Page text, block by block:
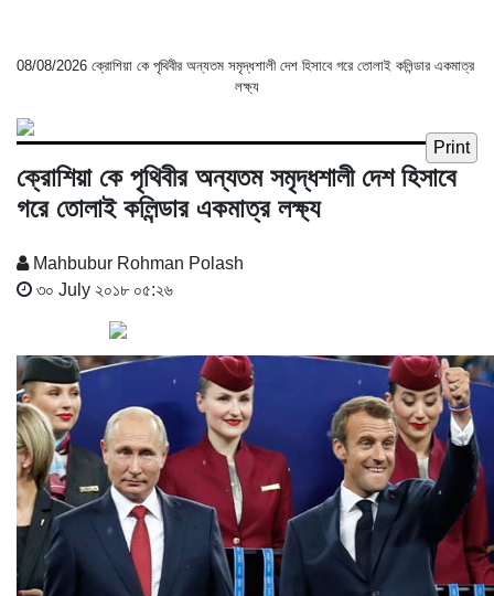
08/08/2026 ক্রোশিয়া কে পৃথিবীর অন্যতম সমৃদ্ধশালী দেশ হিসাবে গরে তোলাই কলিন্ডার একমাত্র
লক্ষ্য
Print
ক্রোশিয়া কে পৃথিবীর অন্যতম সমৃদ্ধশালী দেশ হিসাবে
গরে তোলাই কলিন্ডার একমাত্র লক্ষ্য
Mahbubur Rohman Polash
৩০ July ২০১৮ ০৫:২৬